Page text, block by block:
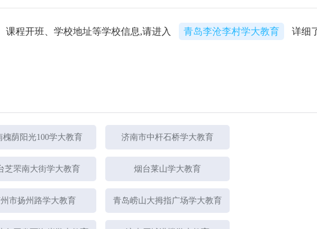
程开班、学校地址等学校信息,请进入 青岛李沧李村学大教育
详细
槐荫阳光100学大教育 济南市中杆石桥学大教育
芝罘南大街学大教育 烟台莱山学大教育
市扬州路学大教育 青岛崂山大拇指广场学大教育